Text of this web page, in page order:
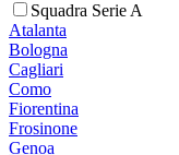
Squadra Serie A
Atalanta
Bologna
Cagliari
Como
Fiorentina
Frosinone
Genoa